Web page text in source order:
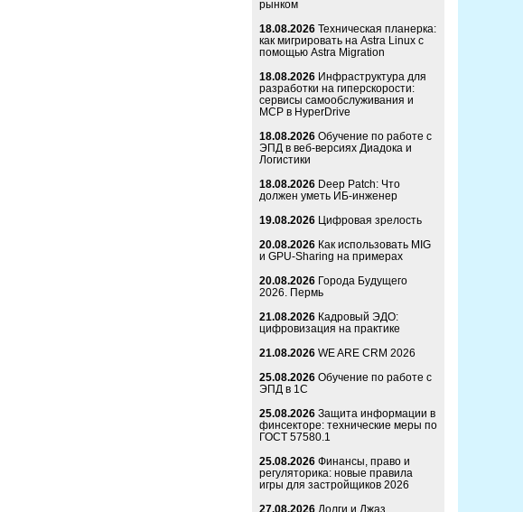
рынком
18.08.2026 Техническая планерка:
как мигрировать на Astra Linux с
помощью Astra Migration
18.08.2026 Инфраструктура для
разработки на гиперскорости:
сервисы самообслуживания и
MCP в HyperDrive
18.08.2026 Обучение по работе с
ЭПД в веб-версиях Диадока и
Логистики
18.08.2026 Deep Patch: Что
должен уметь ИБ-инженер
19.08.2026 Цифровая зрелость
20.08.2026 Как использовать MIG
и GPU-Sharing на примерах
20.08.2026 Города Будущего
2026. Пермь
21.08.2026 Кадровый ЭДО:
цифровизация на практике
21.08.2026 WE ARE CRM 2026
25.08.2026 Обучение по работе с
ЭПД в 1С
25.08.2026 Защита информации в
финсекторе: технические меры по
ГОСТ 57580.1
25.08.2026 Финансы, право и
регуляторика: новые правила
игры для застройщиков 2026